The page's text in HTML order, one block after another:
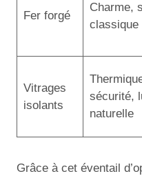
Fer forgé
Charme,
classique
Vitrages
isolants
sécurité,
naturelle
Grâce à cet éventail